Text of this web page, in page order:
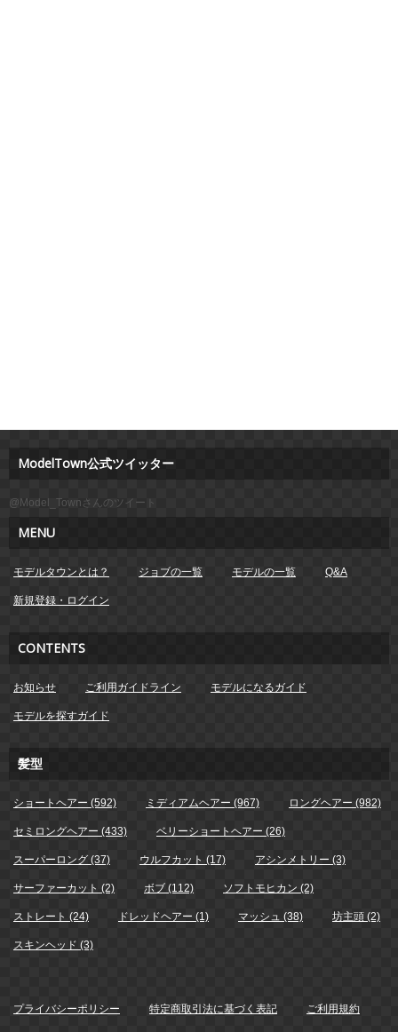
ModelTown公式ツイッター
@Model_Townさんのツイート
MENU
モデルタウンとは？ ジョブの一覧 モデルの一覧 Q&A
新規登録・ログイン
CONTENTS
お知らせ ご利用ガイドライン モデルになるガイド
モデルを探すガイド
髪型
ショートヘアー (592) ミディアムヘアー (967) ロングヘアー (982)
セミロングヘアー (433) ベリーショートヘアー (26)
スーパーロング (37) ウルフカット (17) アシンメトリー (3)
サーファーカット (2) ボブ (112) ソフトモヒカン (2)
ストレート (24) ドレッドヘアー (1) マッシュ (38) 坊主頭 (2)
スキンヘッド (3)
プライバシーポリシー 特定商取引法に基づく表記 ご利用規約